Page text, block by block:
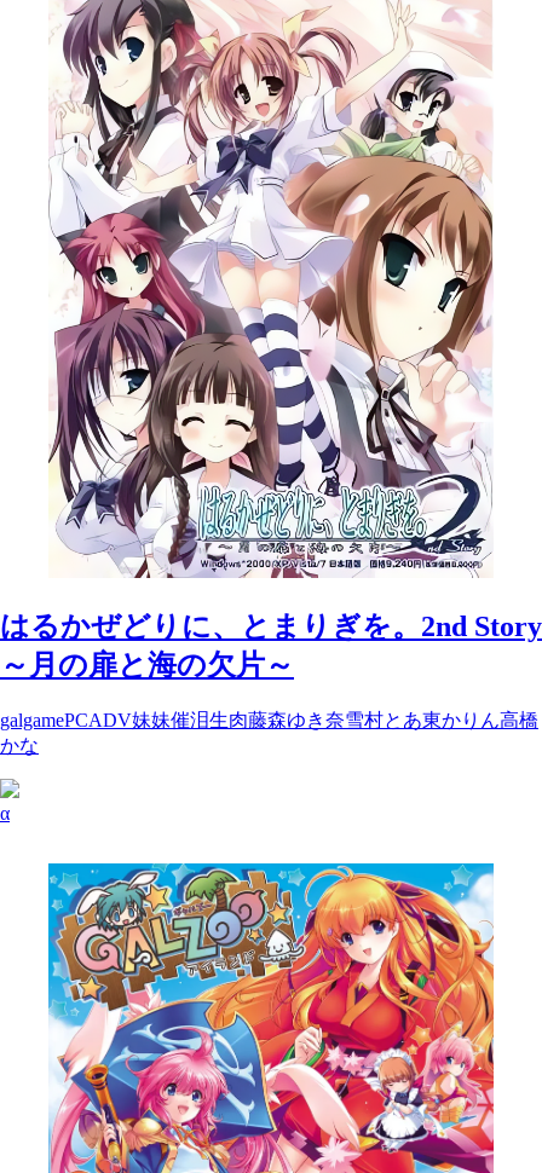
はるかぜどりに、とまりぎを。2nd Story
～月の扉と海の欠片～
galgamePCADV妹妹催泪生肉藤森ゆき奈雪村とあ東かりん高橋
かな
α